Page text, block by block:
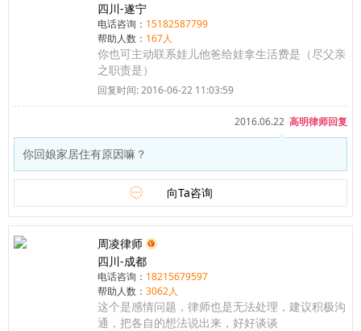
四川-遂宁
电话咨询： 15182587799
帮助人数： 167人
你也可主动联系娃儿他爸给娃拿生活费是（尽父亲
之职责是）
回复时间: 2016-06-22 11:03:59
高明律师回复
2016.06.22
你回娘家居住有原因嘛？
向Ta咨询
周凌律师
四川-成都
电话咨询： 18215679597
帮助人数： 3062人
这个是感情问题，律师也是无法处理，建议积极沟
通，把各自的想法说出来，好好谈谈